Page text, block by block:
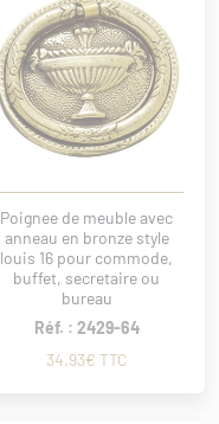
Poignee de meuble avec
anneau en bronze style
louis 16 pour commode,
buffet, secretaire ou
bureau
Réf. : 2429-64
34.93€ TTC